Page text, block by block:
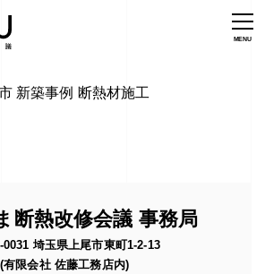
新築事例 断熱材施工
断熱改修会議 事務局
0031 埼玉県上尾市東町1-2-13
(有限会社 佐藤工務店内)